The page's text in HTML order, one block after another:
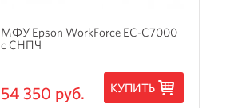
МФУ Epson WorkForce EC-C7000
с СНПЧ
54 350 руб. КУПИТЬ